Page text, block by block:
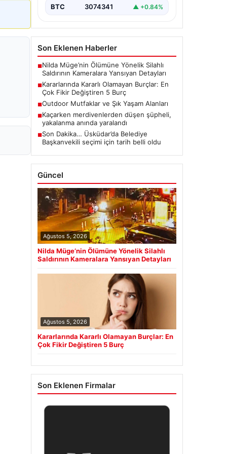
BTC 3074341 ▲ +0.84%
Son Eklenen Haberler
■Nilda Müge’nin Ölümüne Yönelik Silahlı
Saldırının Kameralara Yansıyan Detayları
■Kararlarında Kararlı Olamayan Burçlar: En
Çok Fikir Değiştiren 5 Burç
■Outdoor Mutfaklar ve Şık Yaşam Alanları
■Kaçarken merdivenlerden düşen şüpheli,
yakalanma anında yaralandı
■Son Dakika… Üsküdar’da Belediye
Başkanvekili seçimi için tarih belli oldu
Güncel
Ağustos 5, 2026
Nilda Müge’nin Ölümüne Yönelik Silahlı
Saldırının Kameralara Yansıyan Detayları
Ağustos 5, 2026
Kararlarında Kararlı Olamayan Burçlar: En
Çok Fikir Değiştiren 5 Burç
Son Eklenen Firmalar